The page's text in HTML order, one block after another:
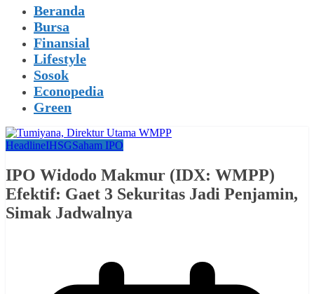
Beranda
Bursa
Finansial
Lifestyle
Sosok
Econopedia
Green
HeadlineIHSGSaham IPO
IPO Widodo Makmur (IDX: WMPP)
Efektif: Gaet 3 Sekuritas Jadi Penjamin,
Simak Jadwalnya